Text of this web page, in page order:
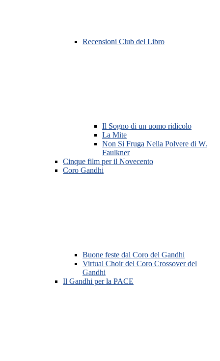
Recensioni Club del Libro
Il Sogno di un uomo ridicolo
La Mite
Non Si Fruga Nella Polvere di W.
Faulkner
Cinque film per il Novecento
Coro Gandhi
Buone feste dal Coro del Gandhi
Virtual Choir del Coro Crossover del
Gandhi
Il Gandhi per la PACE